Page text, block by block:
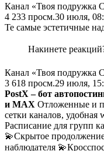
Канал «Твоя подружка
4 233 просм.30 июля,
Те самые эстетичные
Накинете
Канал «Твоя подружка
3 618 просм.29 июля,
PostX – бот
и MAX Отложенные и
сетки каналов, удобная
Расписание для групп
💫Скрытое
наблюдателя